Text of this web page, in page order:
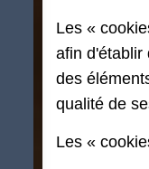
Les «
afin d'établir
des
qualité de
Les «